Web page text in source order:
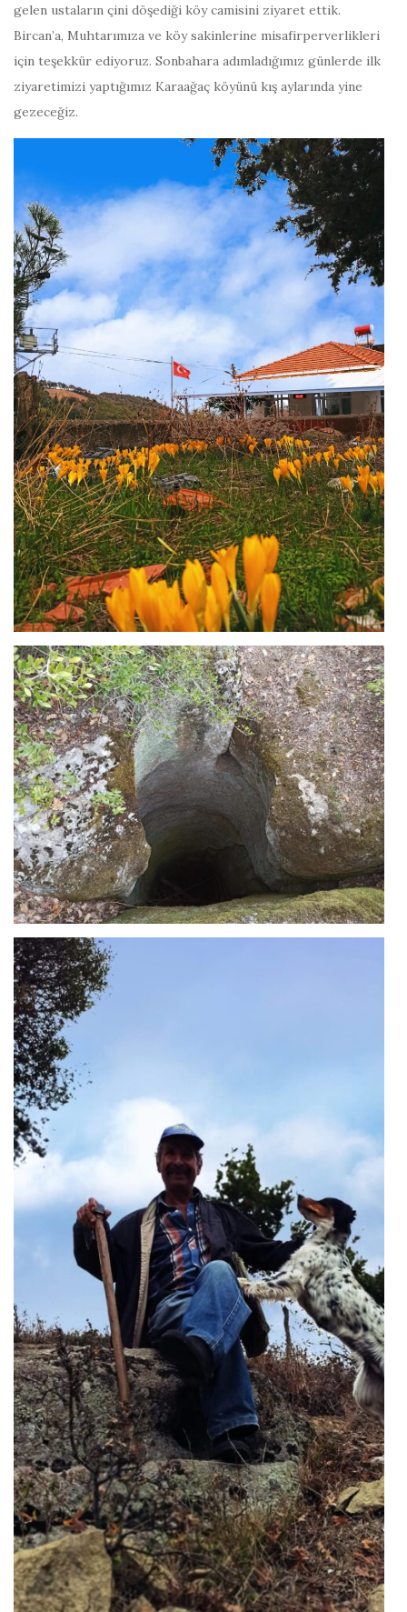
gelen ustaların çini döşediği köy camisini ziyaret ettik.
Bircan’a, Muhtarımıza ve köy sakinlerine misafirperverlikleri
için teşekkür ediyoruz. Sonbahara adımladığımız günlerde ilk
ziyaretimizi yaptığımız Karaağaç köyünü kış aylarında yine
gezeceğiz.